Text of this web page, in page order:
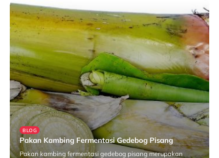
BLOG
Pakan Kambing Fermentasi Gedebog Pisang
Pakan kambing fermentasi gedebog pisang merupakan